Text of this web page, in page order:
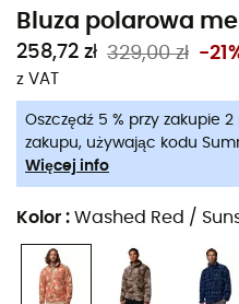
Bluza polarowa
258,72 zł 329,00 zł -
z VAT
Oszczędź 5 % przy zakupie
zakupu, używając kodu
Więcej info
Kolor : Washed Red /